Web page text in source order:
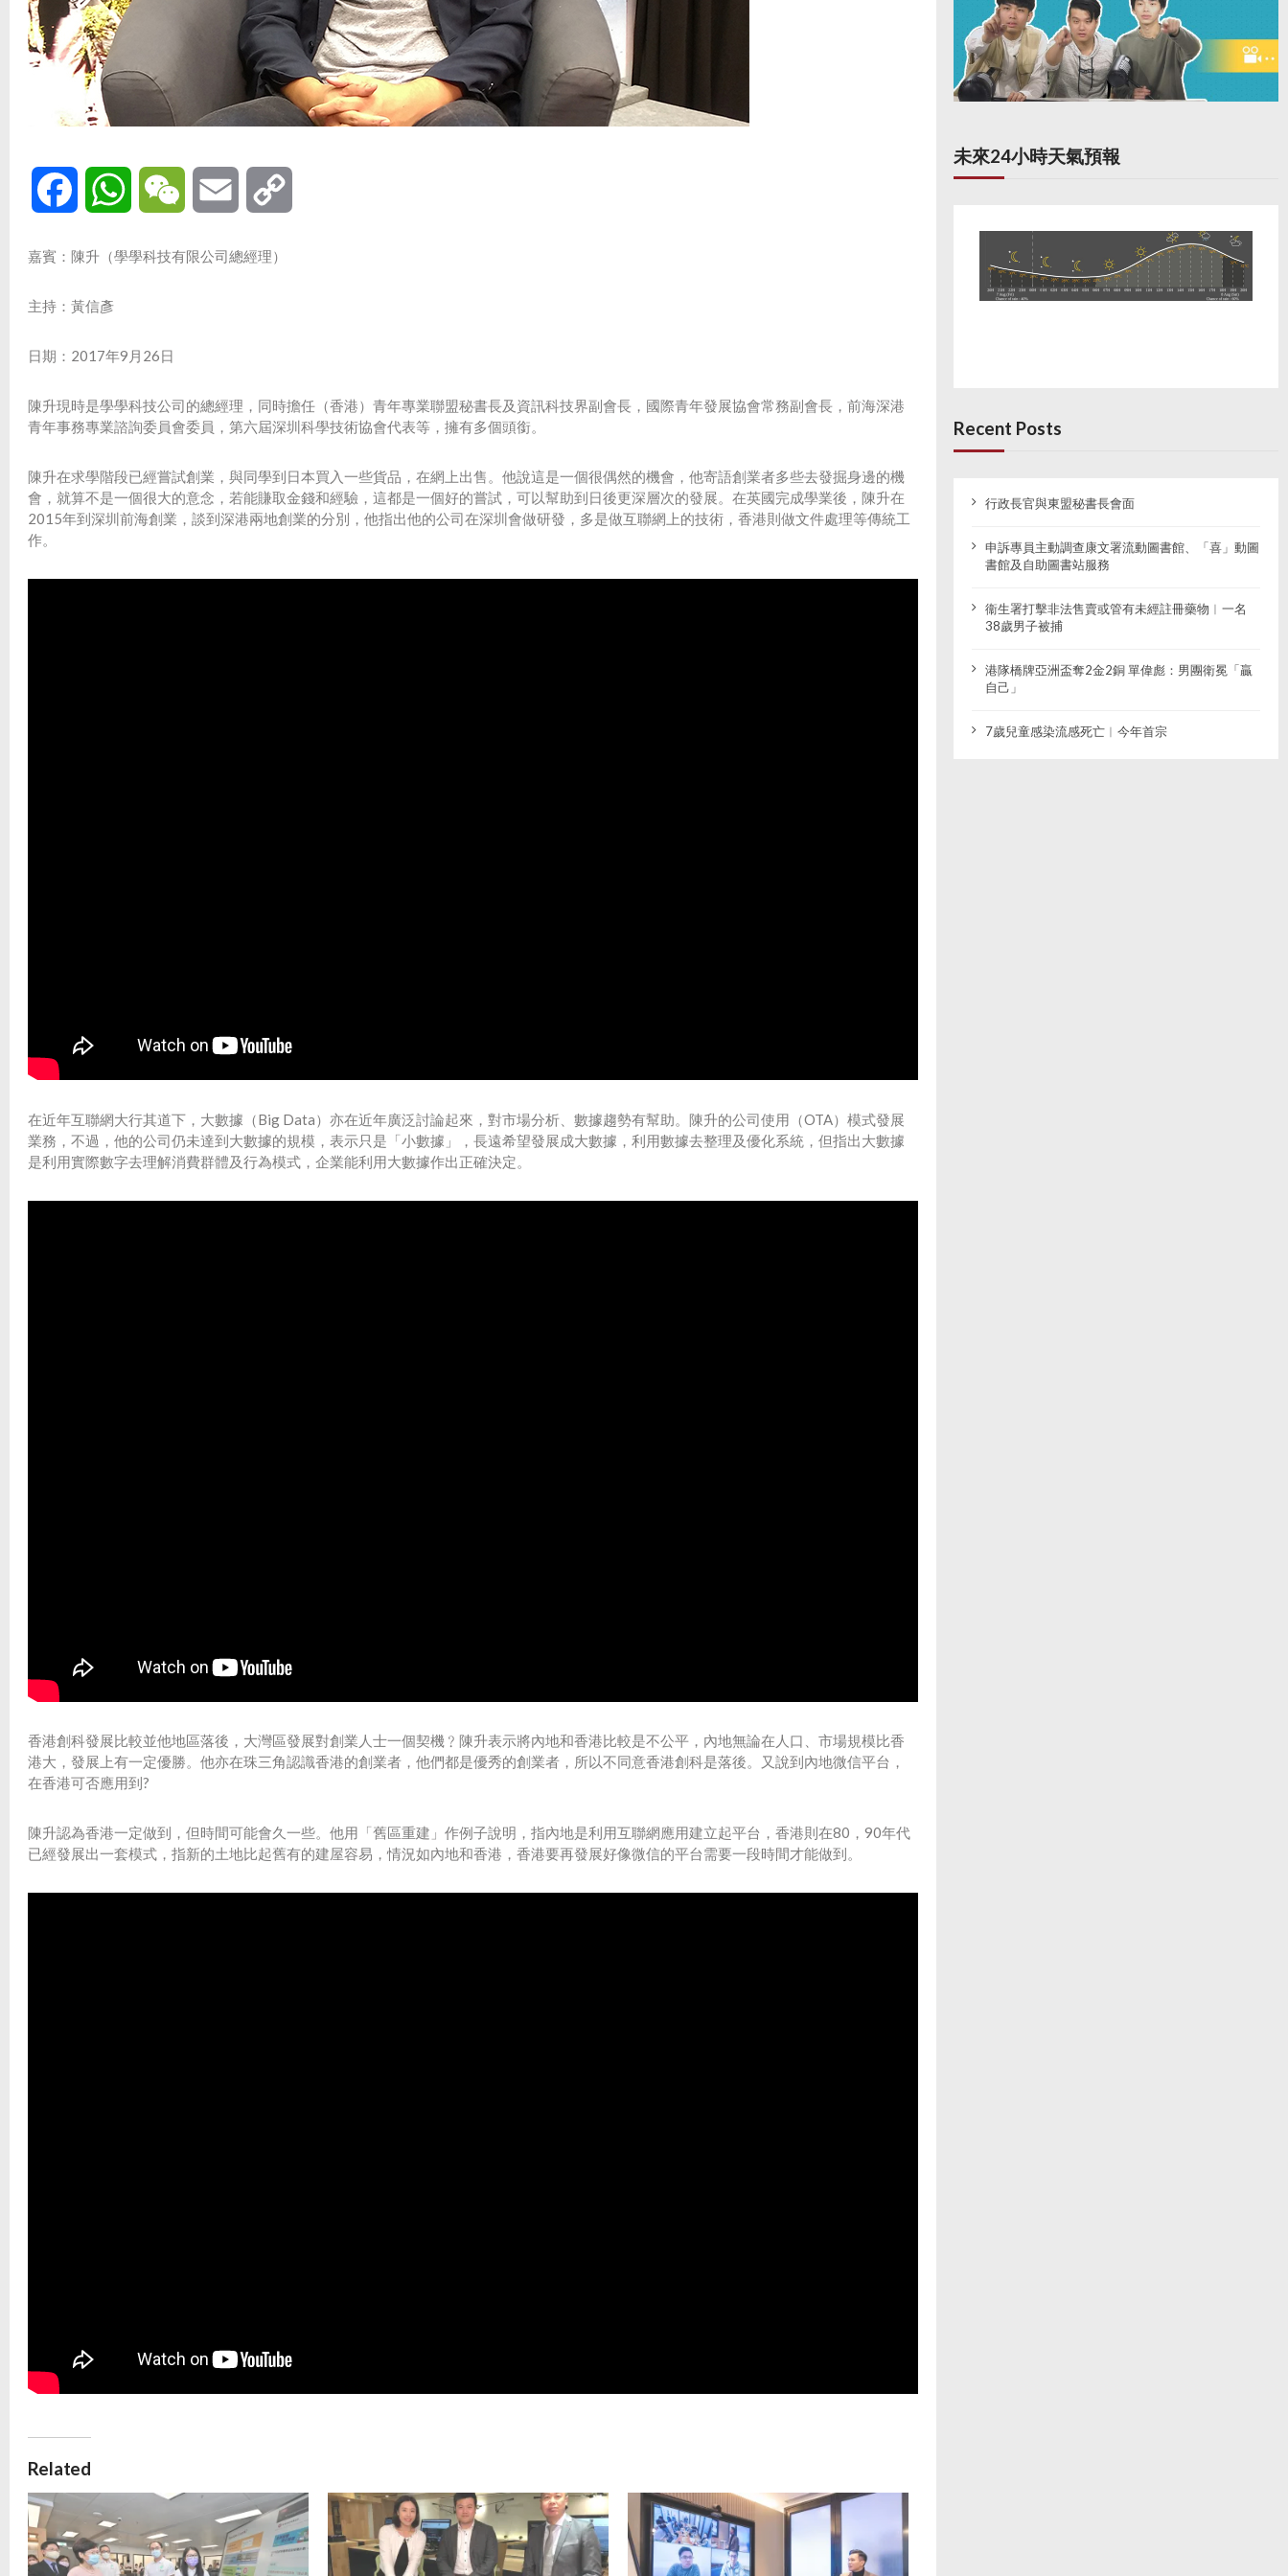
Facebook WhatsAppWeChat Email
嘉賓：陳升（學學科技有限公司總經理）
主持：黃信彥
日期：2017年9月26日
陳升現時是學學科技公司的總經理，同時擔任（香港）青年專業聯盟秘書長及資訊科技界副會長，國際青年發展協會常務副會長，前海深港
青年事務專業諮詢委員會委員，第六屆深圳科學技術協會代表等，擁有多個頭銜。
陳升在求學階段已經嘗試創業，與同學到日本買入一些貨品，在網上出售。他說這是一個很偶然的機會，他寄語創業者多些去發掘身邊的機
會，就算不是一個很大的意念，若能賺取金錢和經驗，這都是一個好的嘗試，可以幫助到日後更深層次的發展。在英國完成學業後，陳升在
2015年到深圳前海創業，談到深港兩地創業的分別，他指出他的公司在深圳會做研發，多是做互聯網上的技術，香港則做文件處理等傳統工
作。
在近年互聯網大行其道下，大數據（Big Data）亦在近年廣泛討論起來，對市場分析、數據趨勢有幫助。陳升的公司使用（OTA）模式發展
業務，不過，他的公司仍未達到大數據的規模，表示只是「小數據」，長遠希望發展成大數據，利用數據去整理及優化系統，但指出大數據
是利用實際數字去理解消費群體及行為模式，企業能利用大數據作出正確決定。
香港創科發展比較並他地區落後，大灣區發展對創業人士一個契機﹖陳升表示將內地和香港比較是不公平，內地無論在人口、市場規模比香
港大，發展上有一定優勝。他亦在珠三角認識香港的創業者，他們都是優秀的創業者，所以不同意香港創科是落後。又說到內地微信平台，
在香港可否應用到?
陳升認為香港一定做到，但時間可能會久一些。他用「舊區重建」作例子說明，指內地是利用互聯網應用建立起平台，香港則在80，90年代
已經發展出一套模式，指新的土地比起舊有的建屋容易，情況如內地和香港，香港要再發展好像微信的平台需要一段時間才能做到。
Related
未來24小時天氣預報
Recent Posts
行政長官與東盟秘書長會面
申訴專員主動調查康文署流動圖書館、「喜」動圖
書館及自助圖書站服務
衞生署打擊非法售賣或管有未經註冊藥物︱一名
38歲男子被捕
港隊橋牌亞洲盃奪2金2銅 單偉彪：男團衛冕「贏
自己」
7歲兒童感染流感死亡︱今年首宗